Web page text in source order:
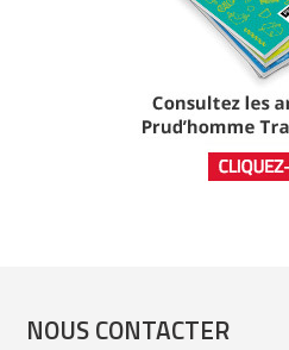
NOUS CONTACTER